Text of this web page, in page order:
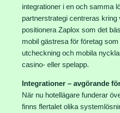
integrationer i en och samma
partnerstrategi centreras
positionera Zaplox som det
mobil gästresa för företag
utcheckning och mobila
casino- eller spelapp.
Integrationer – avgörande
När nu hotellägare funderar
finns flertalet olika